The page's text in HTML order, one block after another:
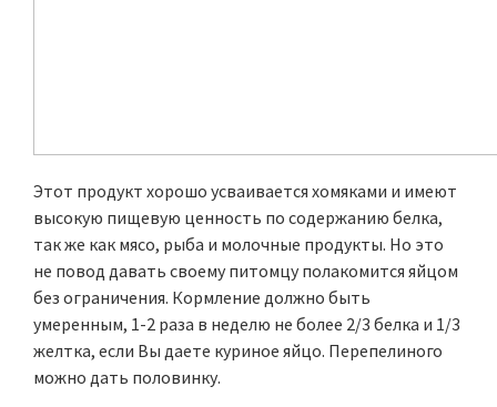
Этот продукт хорошо усваивается хомяками и имеют
высокую пищевую ценность по содержанию белка,
так же как мясо, рыба и молочные продукты. Но это
не повод давать своему питомцу полакомится яйцом
без ограничения. Кормление должно быть
умеренным, 1-2 раза в неделю не более 2/3 белка и 1/3
желтка, если Вы даете куриное яйцо. Перепелиного
можно дать половинку.